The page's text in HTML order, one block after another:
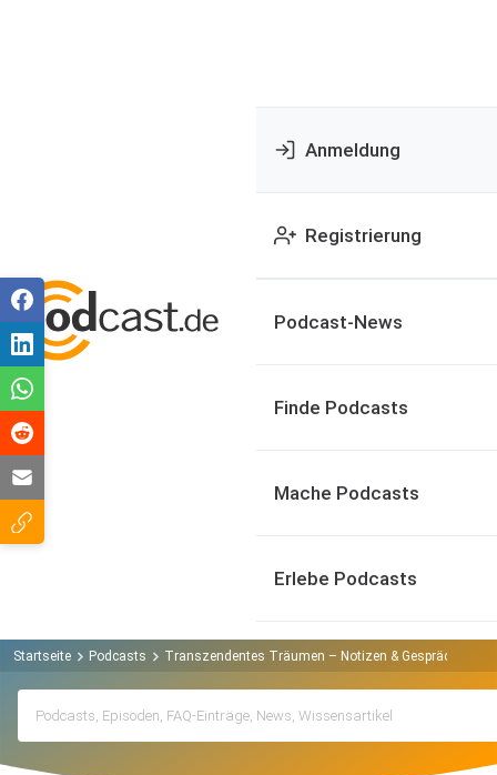
Anmeldung
Registrierung
Podcast-News
Finde Podcasts
Mache Podcasts
Erlebe Podcasts
Startseite Podcasts Transzendentes Träumen – Notizen & Gespräche |